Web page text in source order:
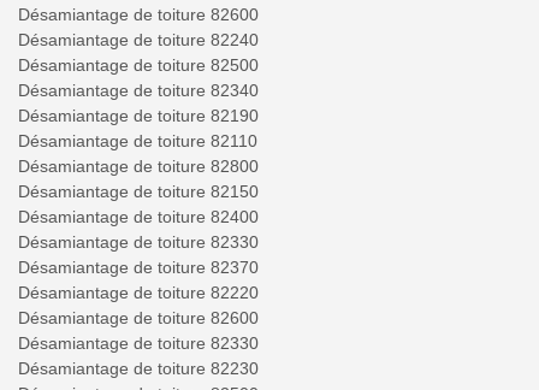
Désamiantage de toiture 82600
Désamiantage de toiture 82240
Désamiantage de toiture 82500
Désamiantage de toiture 82340
Désamiantage de toiture 82190
Désamiantage de toiture 82110
Désamiantage de toiture 82800
Désamiantage de toiture 82150
Désamiantage de toiture 82400
Désamiantage de toiture 82330
Désamiantage de toiture 82370
Désamiantage de toiture 82220
Désamiantage de toiture 82600
Désamiantage de toiture 82330
Désamiantage de toiture 82230